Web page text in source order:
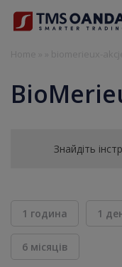
Знайдіть
1 година 1
6 місяців